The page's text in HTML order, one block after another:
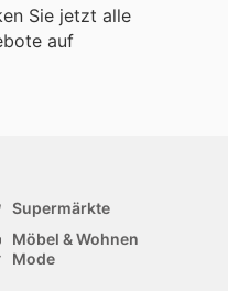
Sie jetzt alle
auf
Supermärkte
Möbel & Wohnen
Mode